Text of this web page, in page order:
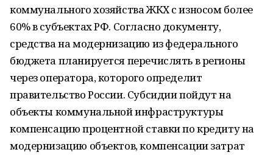
коммунального хозяйства ЖКХ с износом более
60% в субъектах РФ. Согласно документу,
средства на модернизацию из федерального
бюджета планируется перечислять в регионы
через оператора, которого определит
правительство России. Субсидии пойдут на
объекты коммунальной инфраструктуры
компенсацию процентной ставки по кредиту на
модернизацию объектов, компенсации затрат